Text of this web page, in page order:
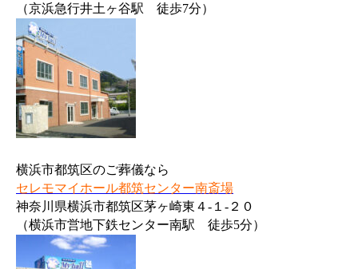
（京浜急行井土ヶ谷駅 徒歩7分）
横浜市都筑区のご葬儀なら
セレモマイホール都筑センター南斎場
神奈川県横浜市都筑区茅ヶ崎東４-１-２０
（横浜市営地下鉄センター南駅 徒歩5分）